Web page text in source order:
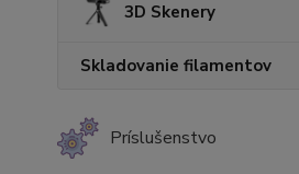
3D Skenery
Skladovanie filamentov
Príslušenstvo